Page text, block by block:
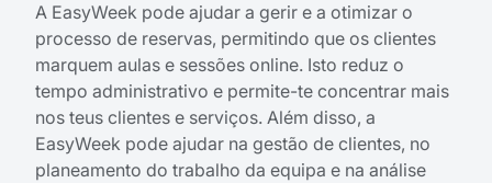
A EasyWeek pode ajudar a gerir e a otimizar o
processo de reservas, permitindo que os clientes
marquem aulas e sessões online. Isto reduz o
tempo administrativo e permite-te concentrar mais
nos teus clientes e serviços. Além disso, a
EasyWeek pode ajudar na gestão de clientes, no
planeamento do trabalho da equipa e na análise